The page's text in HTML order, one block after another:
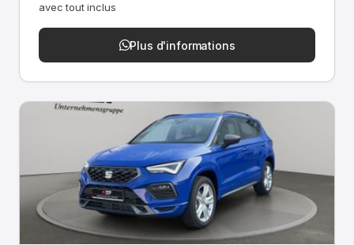
avec tout inclus
Plus d'informations